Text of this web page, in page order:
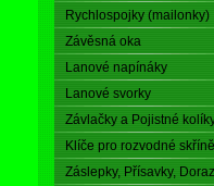
Rychlospojky (mailonky)
Závěsná oka
Lanové napínáky
Lanové svorky
Závlačky a Pojistné
Klíče pro rozvodné skříně
Záslepky, Přísavky,